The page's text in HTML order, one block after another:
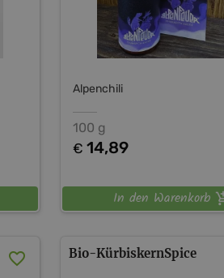
Alpenchili
100 g
€ 14,89
In den Warenkorb
Bio-KürbiskernSpice